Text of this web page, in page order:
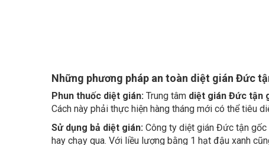
Những phương pháp an toàn diệt gián Đức
Phun thuốc diệt gián: Trung tâm diệt gián Đức tận
Cách này phải thực hiện hàng tháng mới có thể tiêu
Sử dụng bả diệt gián: Công ty diệt gián Đức tận
hay chạy qua. Với liều lượng bằng 1 hạt đậu xanh